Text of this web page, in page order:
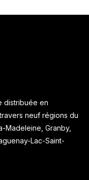
distribuée en
neuf régions du
Madeleine, Granby,
Lac-Saint-